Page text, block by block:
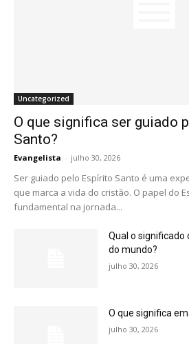
Uncategorized
O que significa ser guiado
Santo?
Evangelista - julho 30, 2026
Ser guiado pelo Espírito Santo é uma
que marca a vida do cristão. O papel do
fundamental na jornada...
Qual o significado
do mundo?
julho 30, 2026
O que significa
julho 30, 2026